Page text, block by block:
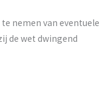
nemen van eventuele
de wet dwingend